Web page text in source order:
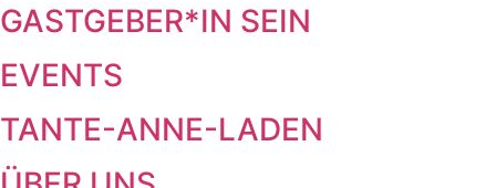
GASTGEBER*IN SEIN
EVENTS
TANTE-ANNE-LADEN